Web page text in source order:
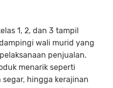
1, 2, dan 3 tampil
wali murid yang
penjualan.
menarik seperti
hingga kerajinan